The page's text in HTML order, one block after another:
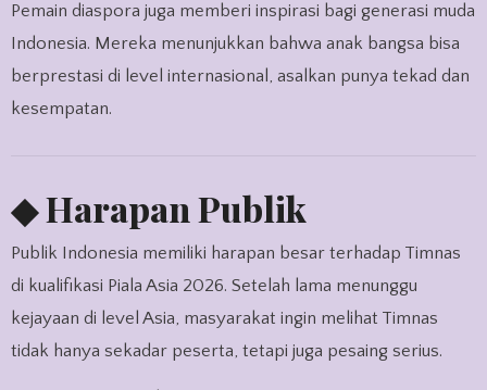
Pemain diaspora juga memberi inspirasi bagi generasi muda
Indonesia. Mereka menunjukkan bahwa anak bangsa bisa
berprestasi di level internasional, asalkan punya tekad dan
kesempatan.
◆ Harapan Publik
Publik Indonesia memiliki harapan besar terhadap Timnas
di kualifikasi Piala Asia 2026. Setelah lama menunggu
kejayaan di level Asia, masyarakat ingin melihat Timnas
tidak hanya sekadar peserta, tetapi juga pesaing serius.